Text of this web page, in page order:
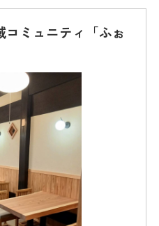
ミュニティ「ふぉ